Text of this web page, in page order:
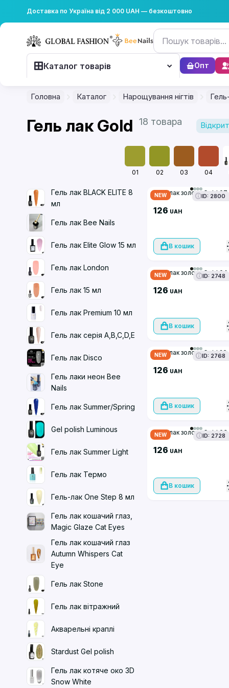
Доставка по Україна від 2 000 UAH — безкоштовно
Каталог товарів Опт
Головна Каталог Нарощування нігтів
Гель лак Gold 18 товара
01 02 03 04
Гель лак BLACK ELITE 8
мл
Гель лак Bee Nails
Гель лак Elite Glow 15 мл
Гель лак London
Гель лак 15 мл
Гель лак Premium 10 мл
Гель лак серія A,B,C,D,E
Гель лак Disco
Гель лаки неон Bee
Nails
Гель лак Summer/Spring
Gel polish Luminous
Гель лак Summer Light
Гель лак Термо
Гель-лак One Step 8 мл
Гель лак кошачий глаз,
Magic Glaze Cat Eyes
Гель лак кошачий глаз
Autumn Whispers Cat
Eye
Гель лак Stone
Гель лак вітражний
Акварельні краплі
Stardust Gel polish
Гель лак котяче око 3D
Snow White
NEW ID: 2800
Гель лак золото Gold 07
126 UAH
В кошик
NEW ID: 2748
Гель лак золото Gold 04
126 UAH
В кошик
NEW ID: 2768
Гель лак золото Gold 20
126 UAH
В кошик
NEW ID: 2728
Гель лак золото Gold 06
126 UAH
В кошик